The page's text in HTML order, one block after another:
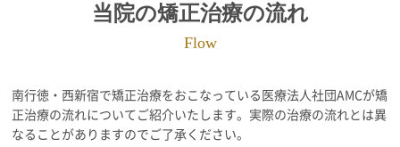
当院の矯正治療の流れ
Flow
南行徳・西新宿で矯正治療をおこなっている医療法人社団AMCが矯
正治療の流れについてご紹介いたします。実際の治療の流れとは異
なることがありますのでご了承ください。